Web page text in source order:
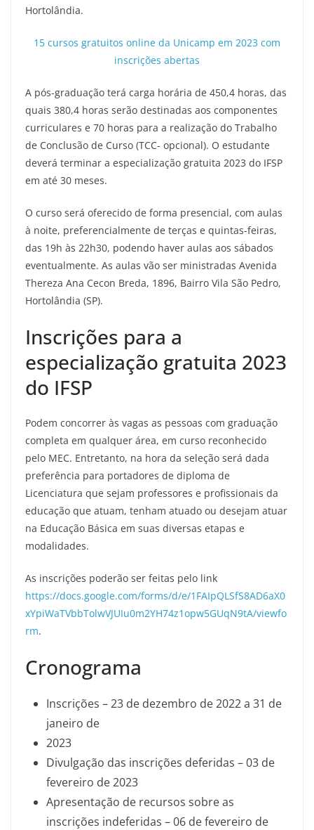
Hortolândia.
15 cursos gratuitos online da Unicamp em 2023 com
inscrições abertas
A pós-graduação terá carga horária de 450,4 horas, das
quais 380,4 horas serão destinadas aos componentes
curriculares e 70 horas para a realização do Trabalho
de Conclusão de Curso (TCC- opcional). O estudante
deverá terminar a especialização gratuita 2023 do IFSP
em até 30 meses.
O curso será oferecido de forma presencial, com aulas
à noite, preferencialmente de terças e quintas-feiras,
das 19h às 22h30, podendo haver aulas aos sábados
eventualmente. As aulas vão ser ministradas Avenida
Thereza Ana Cecon Breda, 1896, Bairro Vila São Pedro,
Hortolândia (SP).
Inscrições para a
especialização gratuita 2023
do IFSP
Podem concorrer às vagas as pessoas com graduação
completa em qualquer área, em curso reconhecido
pelo MEC. Entretanto, na hora da seleção será dada
preferência para portadores de diploma de
Licenciatura que sejam professores e profissionais da
educação que atuam, tenham atuado ou desejam atuar
na Educação Básica em suas diversas etapas e
modalidades.
As inscrições poderão ser feitas pelo link
https://docs.google.com/forms/d/e/1FAIpQLSfS8AD6aX0
xYpiWaTVbbTolwVJUIu0m2YH74z1opw5GUqN9tA/viewfo
rm.
Cronograma
Inscrições – 23 de dezembro de 2022 a 31 de
janeiro de
2023
Divulgação das inscrições deferidas – 03 de
fevereiro de 2023
Apresentação de recursos sobre as
inscrições indeferidas – 06 de fevereiro de